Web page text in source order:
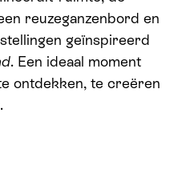
reuzeganzenbord en
geïnspireerd
. Een ideaal moment
ontdekken, te creëren